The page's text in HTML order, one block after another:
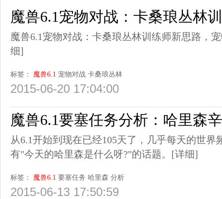
魔兽6.1宠物对战：卡桑琅丛林
魔兽6.1宠物对战：卡桑琅丛林训练师新思路，
细]
标签： 魔兽6.1 宠物对战 卡桑琅丛林
2015-06-20 17:04:00
魔兽6.1要塞任务分析：哈里森
从6.1开始到现在已经105天了，几乎每天的世
有"今天的哈里森是什么呀?"的话题。 [详细]
标签： 魔兽6.1 要塞任务 哈里森 分析
2015-06-13 17:50:59